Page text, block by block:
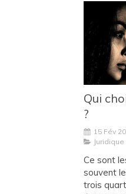
Qui
?
15 Fév
Juridique
Ce sont
souvent
trois